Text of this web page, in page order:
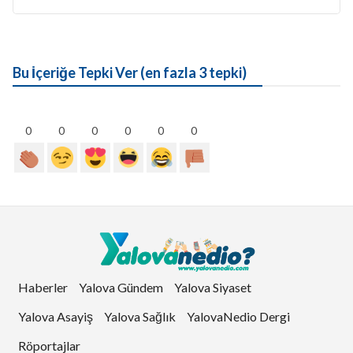
Bu İçeriğe Tepki Ver (en fazla 3 tepki)
0 0 0 0 0 0
Haberler Yalova Gündem
Yalova Siyaset
Yalova Asayiş
Yalova Sağlık
YalovaNedio Dergi
Röportajlar